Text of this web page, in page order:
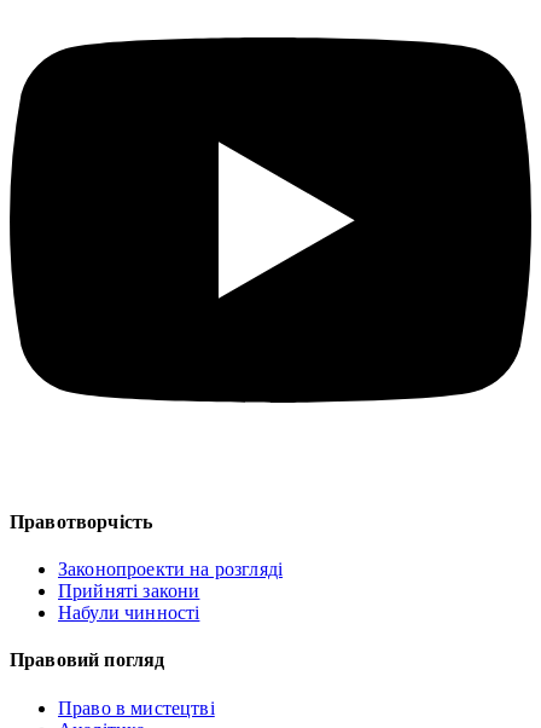
Правотворчість
Законопроекти на розгляді
Прийняті закони
Набули чинності
Правовий погляд
Право в мистецтві